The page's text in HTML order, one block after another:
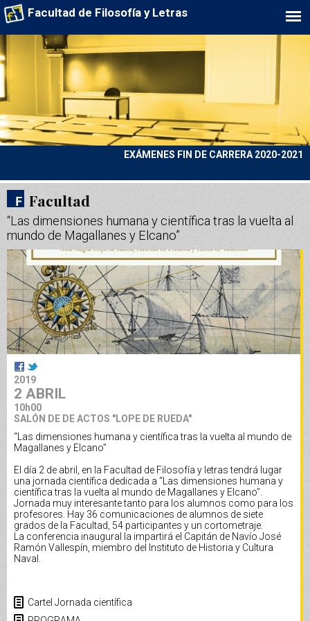
Facultad de Filosofía y Letras
EXÁMENES FIN DE CARRERA 2020-2021
Facultad
“Las dimensiones humana y científica tras la vuelta al
mundo de Magallanes y Elcano”
2019
2 ABRIL
10h00
SALÓN DE DE ACTOS "LOPE DE RUEDA"
“Las dimensiones humana y científica tras la vuelta al mundo de
Magallanes y Elcano”
El día 2 de abril, en la Facultad de Filosofía y letras tendrá lugar
una jornada científica dedicada a “Las dimensiones humana y
científica tras la vuelta al mundo de Magallanes y Elcano”.
Jornada muy interesante tanto para los alumnos como para los
profesores. Hay 36 comunicaciones de alumnos de siete
grados de la Facultad, 54 participantes y un cortometraje.
La conferencia inaugural la impartirá el Capitán de Navío José
Ramón Vallespín, miembro del Instituto de Historia y Cultura
Naval.
Cartel Jornada científica